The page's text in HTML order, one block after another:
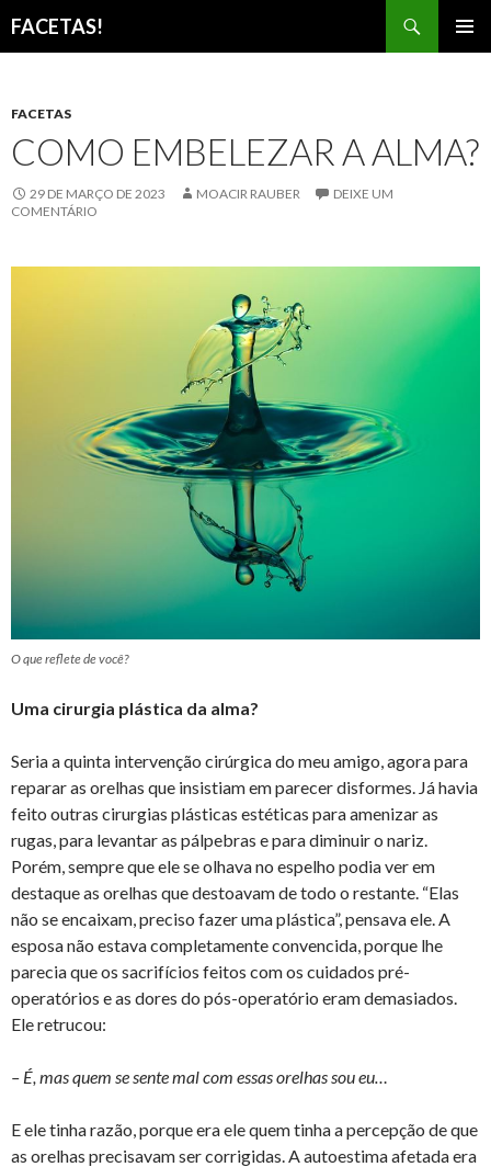
FACETAS!
CONTEÚDO
FACETAS
COMO EMBELEZAR A ALMA?
29 DE MARÇO DE 2023 MOACIR RAUBER
DEIXE UM
COMENTÁRIO
O que reflete de você?
Uma cirurgia plástica da alma?
Seria a quinta intervenção cirúrgica do meu amigo, agora para
reparar as orelhas que insistiam em parecer disformes. Já havia
feito outras cirurgias plásticas estéticas para amenizar as
rugas, para levantar as pálpebras e para diminuir o nariz.
Porém, sempre que ele se olhava no espelho podia ver em
destaque as orelhas que destoavam de todo o restante. “Elas
não se encaixam, preciso fazer uma plástica”, pensava ele. A
esposa não estava completamente convencida, porque lhe
parecia que os sacrifícios feitos com os cuidados pré-
operatórios e as dores do pós-operatório eram demasiados.
Ele retrucou:
– É, mas quem se sente mal com essas orelhas sou eu…
E ele tinha razão, porque era ele quem tinha a percepção de que
as orelhas precisavam ser corrigidas. A autoestima afetada era